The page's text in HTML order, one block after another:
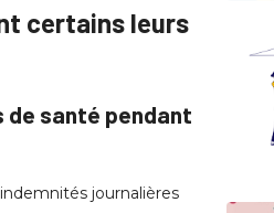
certains leurs
de santé pendant
journalières